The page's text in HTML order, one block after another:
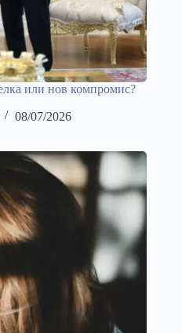
или нов компромис?
08/07/2026